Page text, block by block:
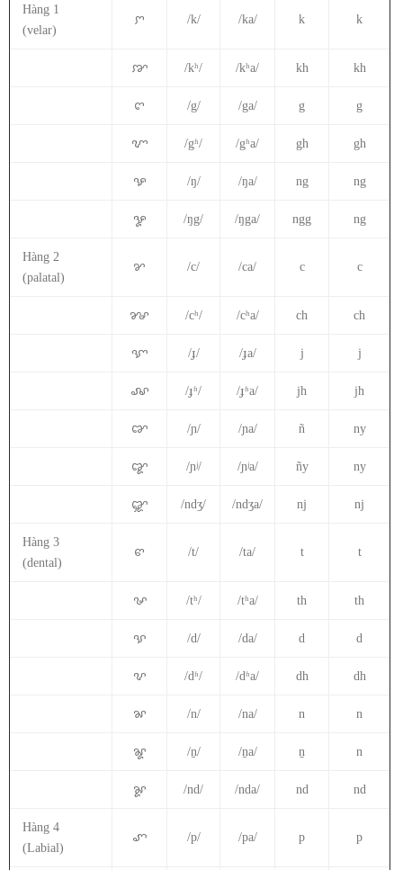
Hàng 1
(velar)
ꨆ /k/ /ka/ k k
ꨇ /kʰ/ /kʰa/ kh kh
ꨈ /g/ /ga/ g g
ꨉ /gʱ/ /gʱa/ gh gh
ꨊ /ŋ/ /ŋa/ ng ng
ꨋ /ŋg/ /ŋga/ ngg ng
Hàng 2
(palatal)
ꨌ /c/ /ca/ c c
ꨍ /cʰ/ /cʰa/ ch ch
ꨎ /ɟ/ /ɟa/ j j
ꨏ /ɟʱ/ /ɟʱa/ jh jh
ꨐ /ɲ/ /ɲa/ ñ ny
ꨑ /ɲʲ/ /ɲʲa/ ñy ny
ꨒ /ndʒ/ /ndʒa/ nj nj
Hàng 3
(dental)
ꨓ /t/ /ta/ t t
ꨔ /tʰ/ /tʰa/ th th
ꨕ /d/ /da/ d d
ꨖ /dʱ/ /dʱa/ dh dh
ꨗ /n/ /na/ n n
ꨘ /n̠/ /n̠a/ ṉ n
ꨙ /nd/ /nda/ nd nd
Hàng 4
(Labial)
ꨚ /p/ /pa/ p p